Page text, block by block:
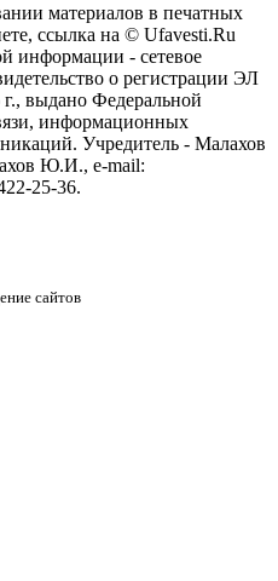
материалов в печатных
ссылка на © Ufavesti.Ru
информации - сетевое
о регистрации ЭЛ
выдано Федеральной
информационных
Учредитель - Малахов
Ю.И., e-mail:
25-36.
сайтов